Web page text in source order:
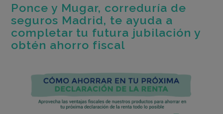
Ponce y Mugar, correduría de
seguros Madrid, te ayuda a
completar tu futura jubilación y
obtén ahorro fiscal